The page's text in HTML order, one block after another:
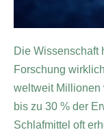
Die Wissenschaft
Forschung
weltweit Millionen
bis zu 30 % der
Schlafmittel oft